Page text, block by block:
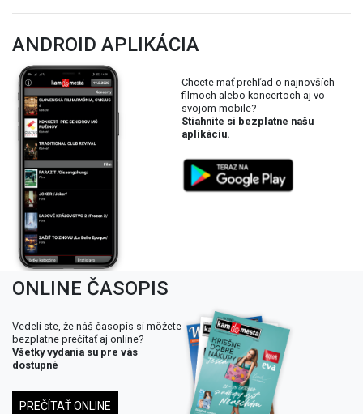
ANDROID APLIKÁCIA
Chcete mať prehľad o najnovších
filmoch alebo koncertoch aj vo
svojom mobile?
Stiahnite si bezplatne našu
aplikáciu.
ONLINE ČASOPIS
Vedeli ste, že náš časopis si môžete
bezplatne prečítať aj online?
Všetky vydania su pre vás
dostupné
PREČÍTAŤ ONLINE